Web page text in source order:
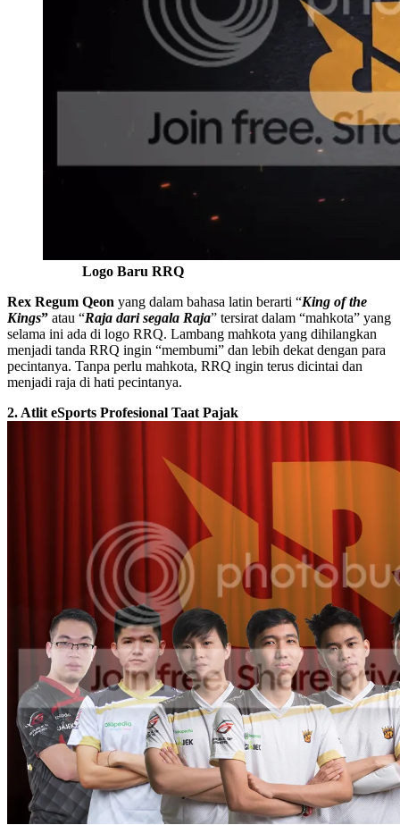
Logo Baru RRQ
Rex Regum Qeon yang dalam bahasa latin berarti “King of the
Kings” atau “Raja dari segala Raja” tersirat dalam “mahkota” yang
selama ini ada di logo RRQ. Lambang mahkota yang dihilangkan
menjadi tanda RRQ ingin “membumi” dan lebih dekat dengan para
pecintanya. Tanpa perlu mahkota, RRQ ingin terus dicintai dan
menjadi raja di hati pecintanya.
2. Atlit eSports Profesional Taat Pajak